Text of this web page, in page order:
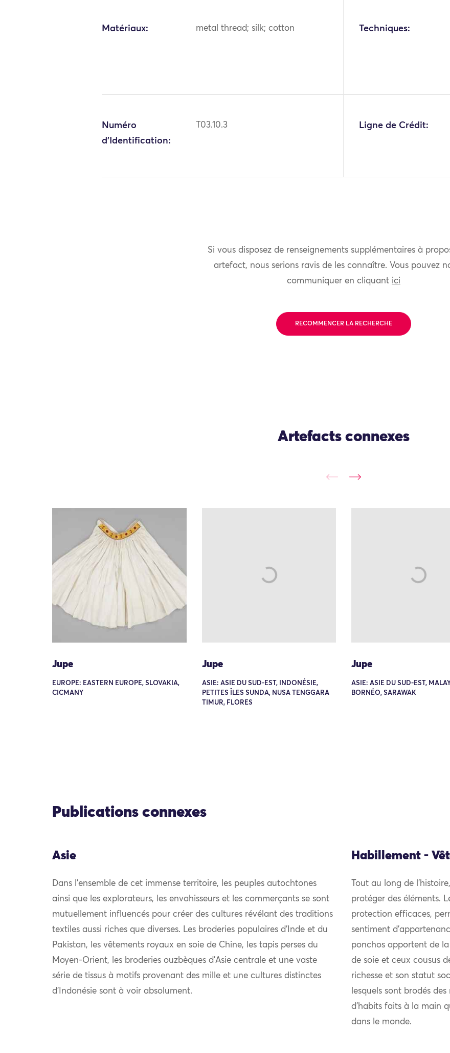
Matériaux: metal thread; silk; cotton Techniques:
Numéro
d'Identification:
T03.10.3 Ligne de Crédit:
Si vous disposez de renseignements supplémentaires à
artefact, nous serions ravis de les connaître. Vous pouvez
communiquer en cliquant ici
RECOMMENCER LA RECHERCHE
Artefacts connexes
Jupe
EUROPE: EASTERN EUROPE, SLOVAKIA,
CICMANY
Jupe
ASIE: ASIE DU SUD-EST, INDONÉSIE,
PETITES ÎLES SUNDA, NUSA TENGGARA
TIMUR, FLORES
Jupe
ASIE: ASIE DU SUD-EST,
BORNÉO, SARAWAK
Publications connexes
Asie
Dans l’ensemble de cet immense territoire, les peuples autochtones
ainsi que les explorateurs, les envahisseurs et les commerçants se sont
mutuellement influencés pour créer des cultures révélant des traditions
textiles aussi riches que diverses. Les broderies populaires d’Inde et du
Pakistan, les vêtements royaux en soie de Chine, les tapis perses du
Moyen-Orient, les broderies ouzbèques d’Asie centrale et une vaste
série de tissus à motifs provenant des mille et une cultures distinctes
d’Indonésie sont à voir absolument.
Habillement -
Tout au long de
protéger des éléments.
protection efficaces,
sentiment
ponchos apportent de
de soie et ceux cousus
richesse et son statut
lesquels sont brodés
d’habits faits à la main
dans le monde.